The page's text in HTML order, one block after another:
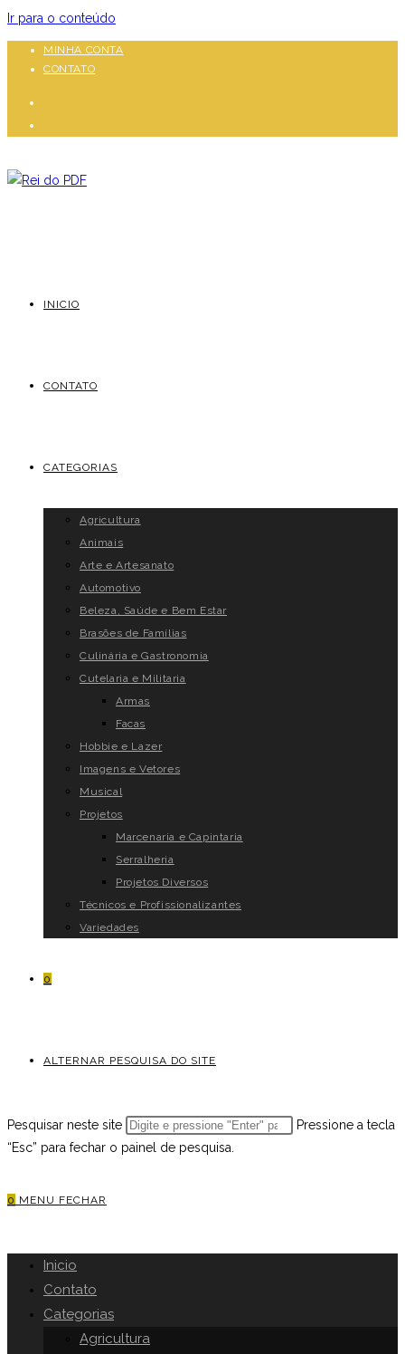
Ir para o conteúdo
MINHA CONTA
CONTATO
INICIO
CONTATO
CATEGORIAS
Agricultura
Animais
Arte e Artesanato
Automotivo
Beleza, Saúde e Bem Estar
Brasões de Famílias
Culinária e Gastronomia
Cutelaria e Militaria
Armas
Facas
Hobbie e Lazer
Imagens e Vetores
Musical
Projetos
Marcenaria e Capintaria
Serralheria
Projetos Diversos
Técnicos e Profissionalizantes
Variedades
0
ALTERNAR PESQUISA DO SITE
Pesquisar neste site
Pressione a tecla
“Esc” para fechar o painel de pesquisa.
0 MENU FECHAR
Inicio
Contato
Categorias
Agricultura